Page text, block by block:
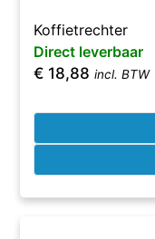
Koffietrechter
Direct leverbaar
€ 18,88 incl. BTW